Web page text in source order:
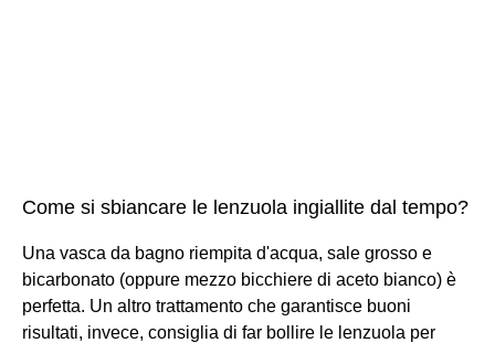
Come si sbiancare le lenzuola ingiallite dal tempo?
Una vasca da bagno riempita d'acqua, sale grosso e
bicarbonato (oppure mezzo bicchiere di aceto bianco) è
perfetta. Un altro trattamento che garantisce buoni
risultati, invece, consiglia di far bollire le lenzuola per